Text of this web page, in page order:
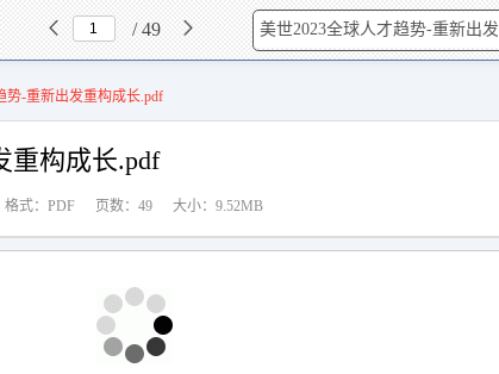
资源报告 公开课 文档分类 打卡 论坛活动课件
/ 49
势-重新出发重构成长.pdf
重构成长.pdf
格式：PDF 页数：49 大小：9.52MB